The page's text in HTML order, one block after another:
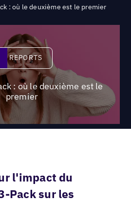
: où le deuxième est le premier
Reports
REPORTS
: où le deuxième est le
premier
l'impact du
Pack sur les